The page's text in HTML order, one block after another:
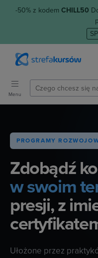
-50% z kodem CHILL50
Menu
PROGRAMY
Zdobądź
w swoim
presji,z
Ułożone przez